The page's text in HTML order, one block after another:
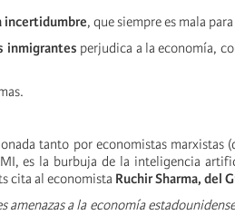
incertidumbre, que siempre es mala
inmigrantes perjudica a la economía,
tanto por economistas marxistas
es la burbuja de la inteligencia
cita al economista Ruchir Sharma, del
amenazas a la economía